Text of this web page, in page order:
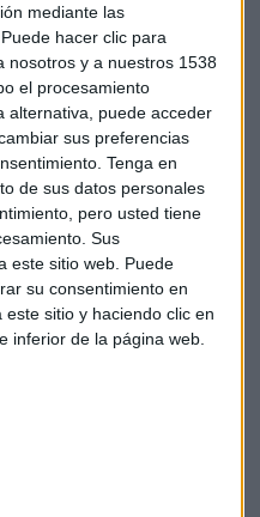
mediante las
hacer clic para
nosotros y a nuestros 1538
el procesamiento
alternativa, puede acceder
sus preferencias
Tenga en
de sus datos personales
pero usted tiene
Sus
este sitio web. Puede
su consentimiento en
sitio y haciendo clic en
inferior de la página web.
las-empresas-
y-sus-negocios-crecen-
Financiación
boletines